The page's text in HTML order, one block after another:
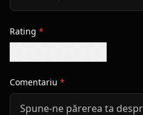
Rating *
Comentariu *